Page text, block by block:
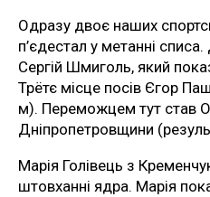
Одразу двоє наших
п’єдестал у метанні
Сергій Шмиголь, який
Трётє місце посів Єгор
м). Переможцем тут став
Дніпропетровщини
Марія Голівець з
штовханні ядра. Марія